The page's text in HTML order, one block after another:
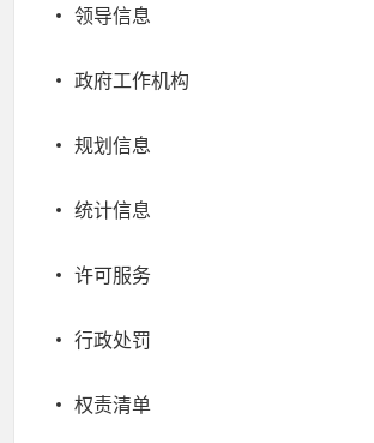
领导信息
政府工作机构
规划信息
统计信息
许可服务
行政处罚
权责清单